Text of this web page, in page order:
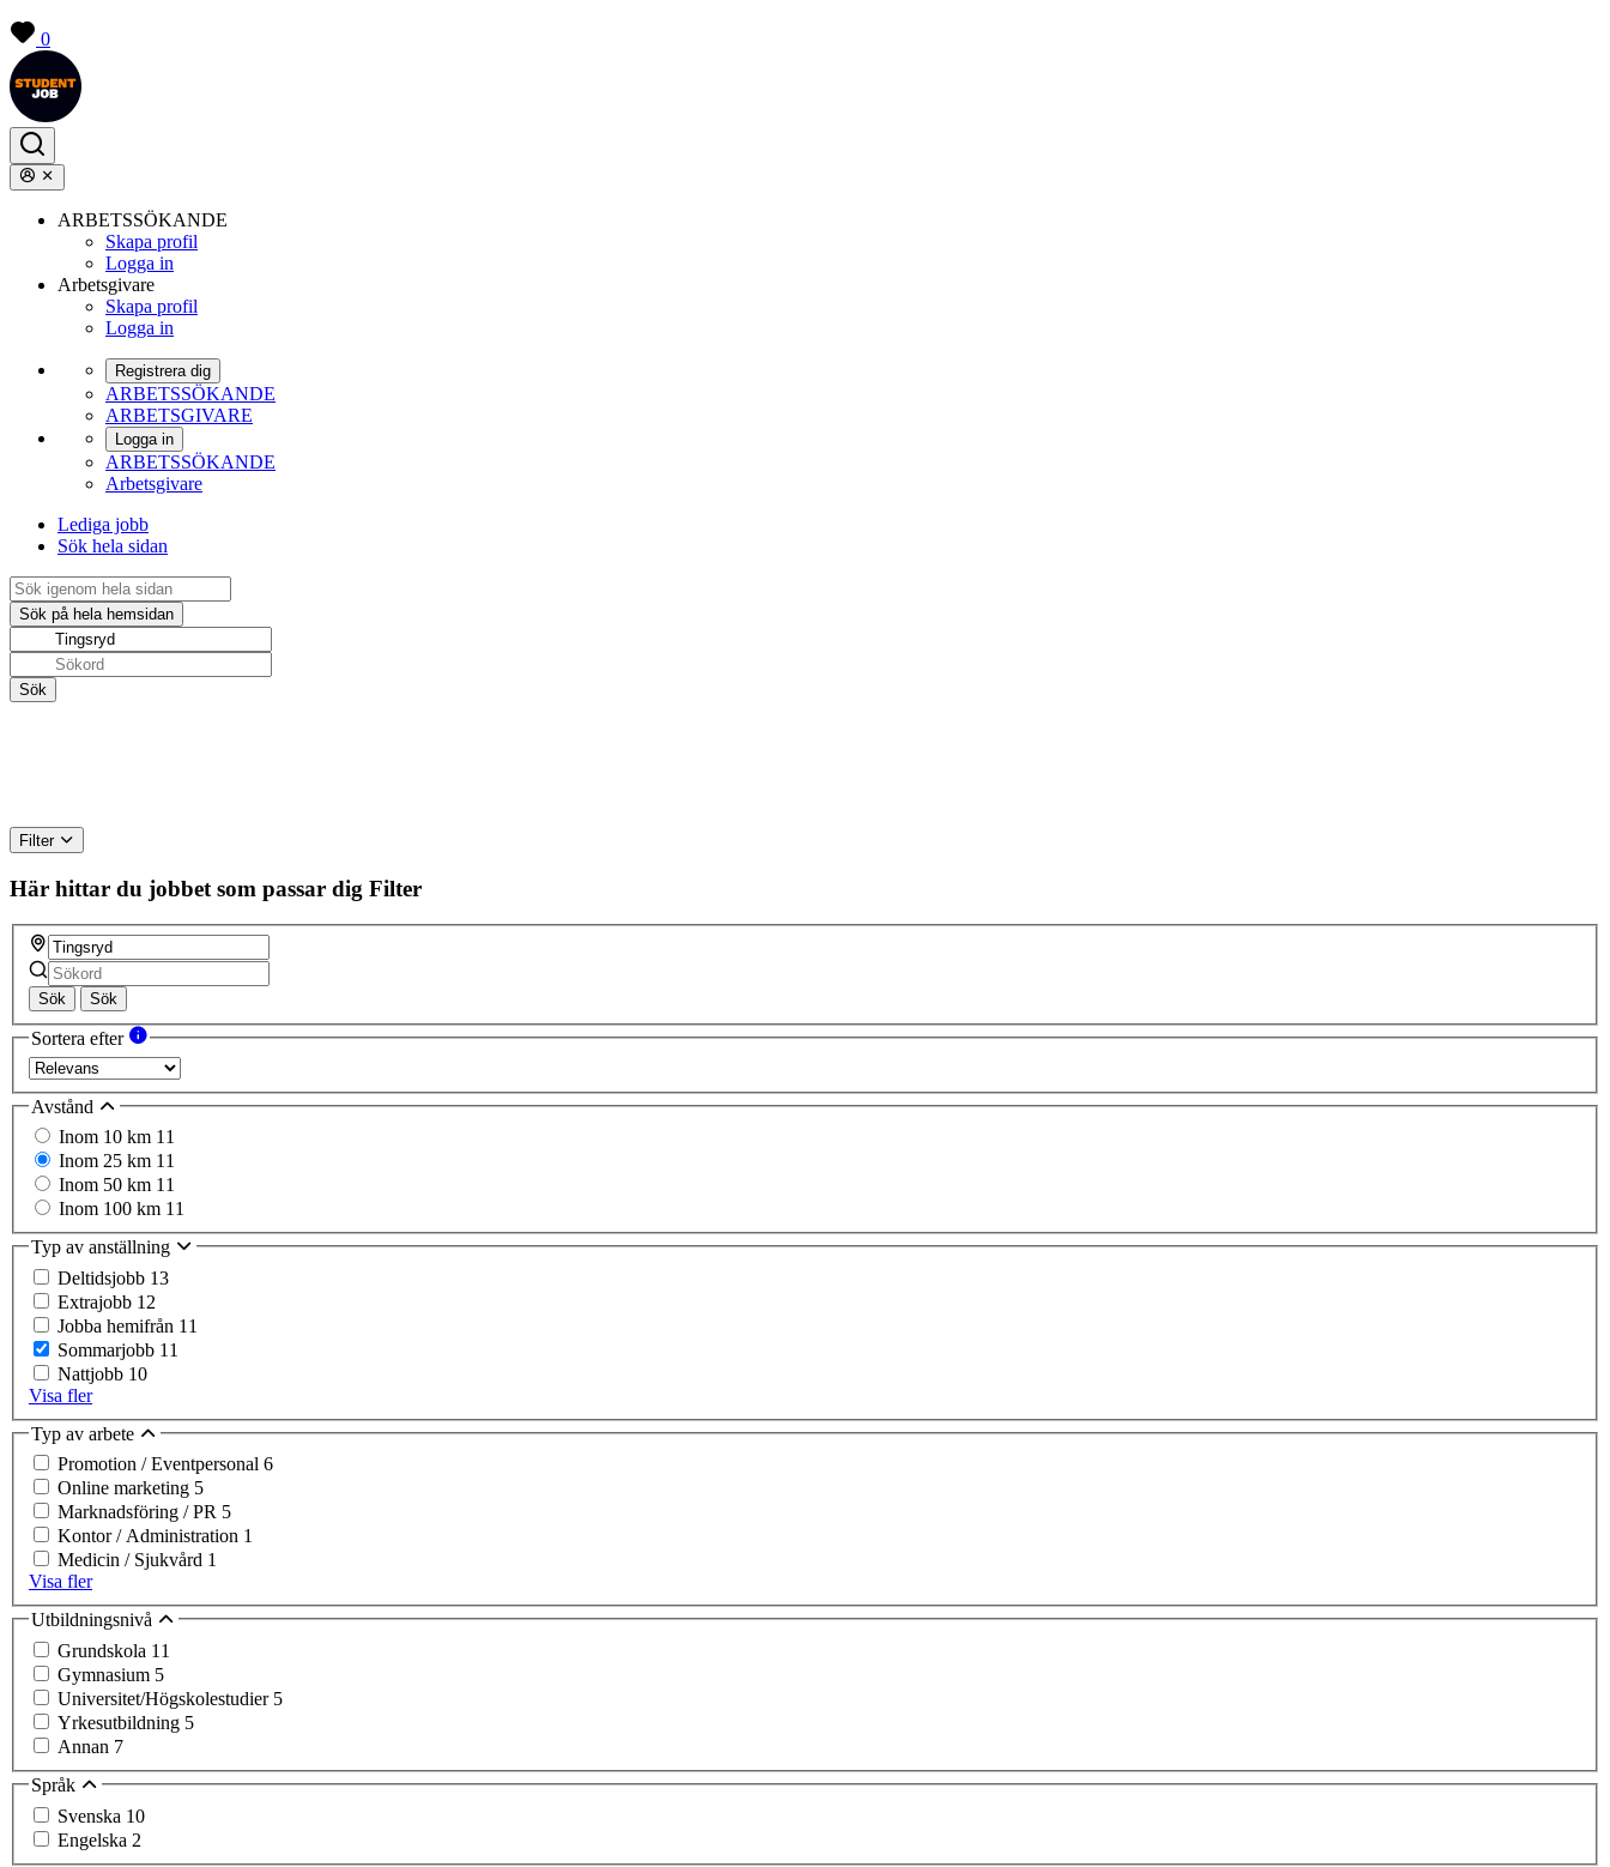
0
ARBETSSÖKANDE
Skapa profil
Logga in
Arbetsgivare
Skapa profil
Logga in
Registrera dig
ARBETSSÖKANDE
ARBETSGIVARE
Logga in
ARBETSSÖKANDE
Arbetsgivare
Lediga jobb
Sök hela sidan
Filter
Här hittar du jobbet som passar dig Filter
Sök Sök
Sortera efter
Avstånd
Inom 10 km 11
Inom 25 km 11
Inom 50 km 11
Inom 100 km 11
Typ av anställning
Deltidsjobb 13
Extrajobb 12
Jobba hemifrån 11
Sommarjobb 11
Nattjobb 10
Visa fler
Typ av arbete
Promotion / Eventpersonal 6
Online marketing 5
Marknadsföring / PR 5
Kontor / Administration 1
Medicin / Sjukvård 1
Visa fler
Utbildningsnivå
Grundskola 11
Gymnasium 5
Universitet/Högskolestudier 5
Yrkesutbildning 5
Annan 7
Språk
Svenska 10
Engelska 2